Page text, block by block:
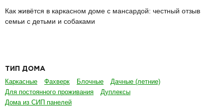
Как живётся в каркасном доме с мансардой: честный отзыв
семьи с детьми и собаками
ТИП ДОМА
Каркасные Фахверк Блочные
Дачные (летние)
Для постоянного проживания
Дуплексы
Дома из СИП панелей